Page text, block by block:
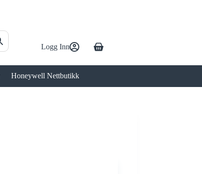
Logg Inn Handlekurv
Honeywell Nettbutikk